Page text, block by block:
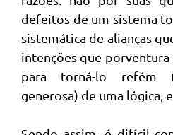
defeitos de um sistema
sistemática de alianças
intenções que
para torná-lo refém
generosa) de uma lógica,